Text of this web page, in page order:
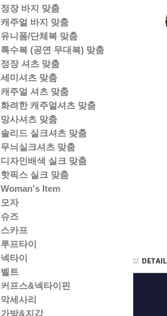
정장 바지 맞춤
캐주얼 바지 맞춤
유니폼/단체복 맞춤
특수복 (공연 무대복) 맞춤
정장 셔츠 맞춤
세미셔츠 맞춤
캐주얼 셔츠 맞춤
화려한 캐주얼셔츠 맞춤
망사셔츠 맞춤
솔리드 실크셔츠 맞춤
무늬실크셔츠 맞춤
디자인배색 실크 맞춤
핫픽스 실크 맞춤
Woman's Item
모자
슈즈
스카프
루프타이
넥타이
벨트
커프스&넥타이핀
악세사리
가방&지갑